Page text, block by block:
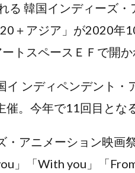
韓国インディーズ・
＋アジア」が2020年
トスペースＥＦで開か
ンディペンデント・
催。今年で11回目とな
アニメーション映画
」「With you」「